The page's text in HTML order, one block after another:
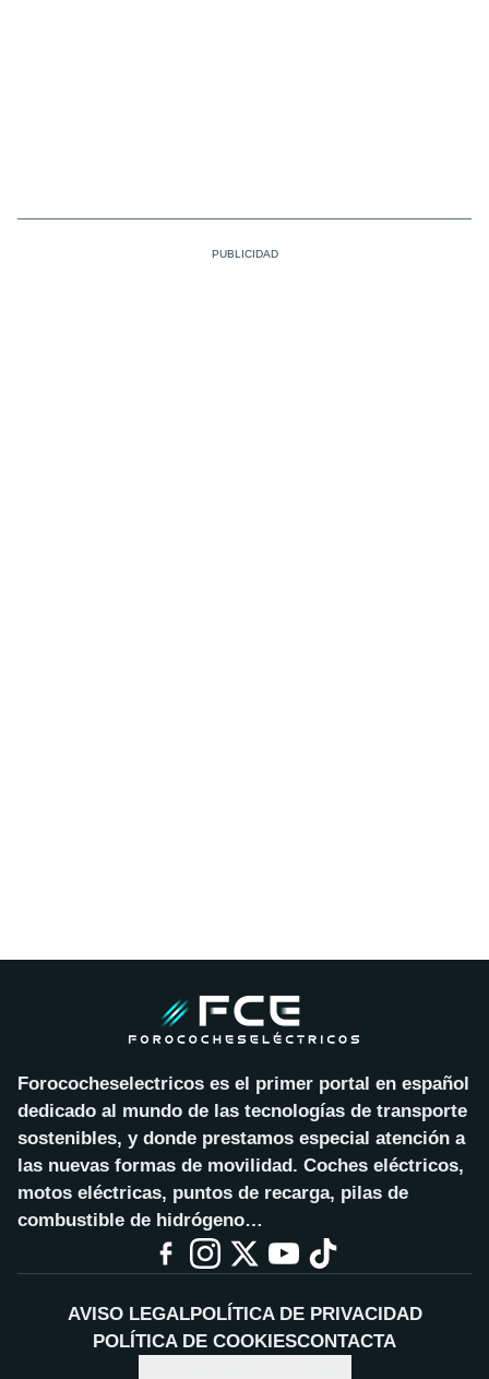
Forococheselectricos es el primer portal en español
dedicado al mundo de las tecnologías de transporte
sostenibles, y donde prestamos especial atención a
las nuevas formas de movilidad. Coches eléctricos,
motos eléctricas, puntos de recarga, pilas de
combustible de hidrógeno…
AVISO LEGALPOLÍTICA DE PRIVACIDAD
POLÍTICA DE COOKIESCONTACTA